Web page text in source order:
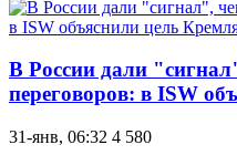
В России дали
переговоров: в ISW
31-янв, 06:32 4 580